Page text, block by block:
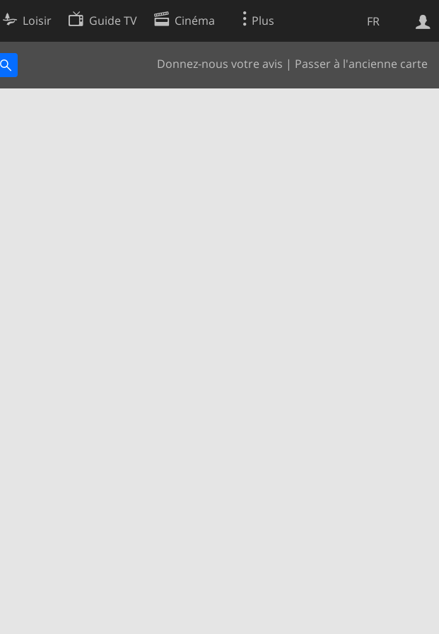
FR
Loisir Guide TV Cinéma Plus
Donnez-nous votre avis | Passer à l'ancienne carte
Web
en matière de cookies
de cookies